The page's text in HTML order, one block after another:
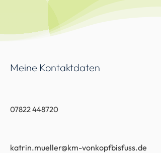
Meine Kontaktdaten
07822 448720
katrin.mueller@km-vonkopfbisfuss.de